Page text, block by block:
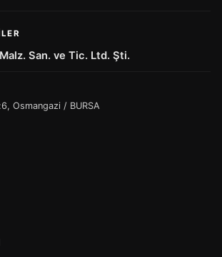
San. ve Tic. Ltd. Şti.
Osmangazi / BURSA